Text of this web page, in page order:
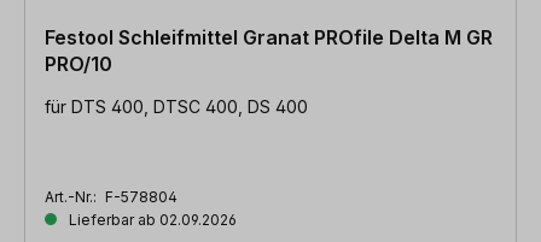
Festool Schleifmittel Granat PROfile Delta M GR
PRO/10
für DTS 400, DTSC 400, DS 400
Art.-Nr.: F-578804
Lieferbar ab 02.09.2026